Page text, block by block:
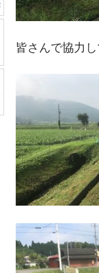
皆さんで協力